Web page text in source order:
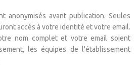
anonymisés avant publication. Seules
accès à votre identité et votre email.
nom complet et votre email soient
les équipes de l'établissement